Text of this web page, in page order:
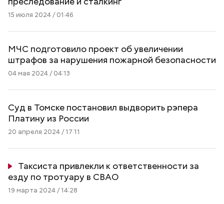
15 июля 2024 / 01:46
МЧС подготовило проект об увеличении
штрафов за нарушения пожарной безопасности
04 мая 2024 / 04:13
Суд в Томске постановил выдворить рэпера
Платину из России
20 апреля 2024 / 17:11
Таксиста привлекли к ответственности за
езду по тротуару в СВАО
19 марта 2024 / 14:28